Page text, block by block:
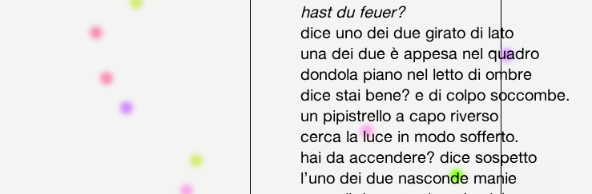
hast du feuer?
dice uno dei due girato di lato
una dei due è appesa nel quadro
dondola piano nel letto di ombre
dice stai bene? e di colpo soccombe.
un pipistrello a capo riverso
cerca la luce in modo sofferto.
hai da accendere? dice sospetto
l’uno dei due nasconde manie